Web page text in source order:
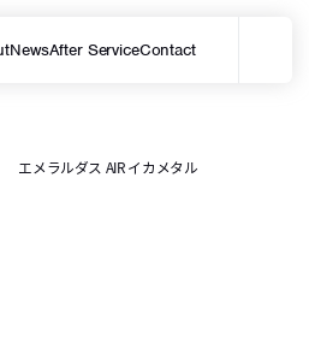
NewsAfter ServiceContact
エメラルダス AIR イカメタル